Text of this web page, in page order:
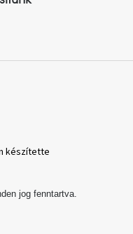
készítette
jog fenntartva.